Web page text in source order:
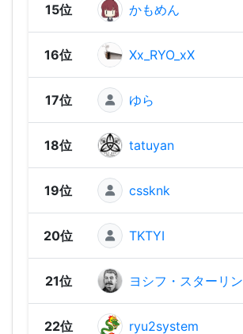
15位 かもめん
16位 Xx_RYO_xX
17位 ゆら
18位 tatuyan
19位 cssknk
20位 TKTYI
21位 ヨシフ・スターリン
22位 ryu2system